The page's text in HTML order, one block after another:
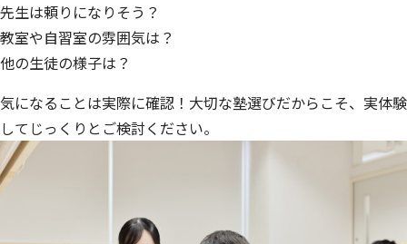
先生は頼りになりそう？
教室や自習室の雰囲気は？
他の生徒の様子は？
気になることは実際に確認！大切な塾選びだからこそ、実体験
してじっくりとご検討ください。